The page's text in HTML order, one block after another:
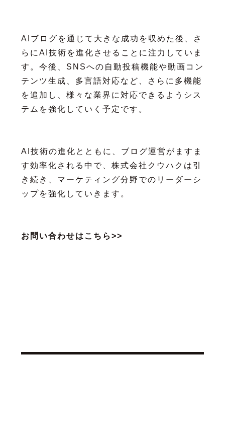
AIブログを通じて大きな成功を収めた後、さ
らにAI技術を進化させることに注力していま
す。今後、SNSへの自動投稿機能や動画コン
テンツ生成、多言語対応など、さらに多機能
を追加し、様々な業界に対応できるようシス
テムを強化していく予定です。
AI技術の進化とともに、ブログ運営がますま
す効率化される中で、株式会社クウハクは引
き続き、マーケティング分野でのリーダーシ
ップを強化していきます。
お問い合わせはこちら>>